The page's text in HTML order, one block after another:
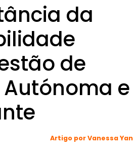
da
de
e
Artigo por Vanessa Yan